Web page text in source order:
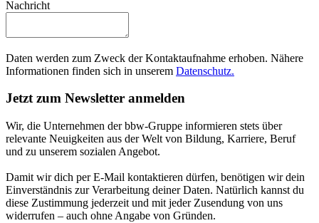
Nachricht
Daten werden zum Zweck der Kontaktaufnahme erhoben. Nähere
Informationen finden sich in unserem Datenschutz.
Jetzt zum Newsletter anmelden
Wir, die Unternehmen der bbw-Gruppe informieren stets über
relevante Neuigkeiten aus der Welt von Bildung, Karriere, Beruf
und zu unserem sozialen Angebot.
Damit wir dich per E-Mail kontaktieren dürfen, benötigen wir dein
Einverständnis zur Verarbeitung deiner Daten. Natürlich kannst du
diese Zustimmung jederzeit und mit jeder Zusendung von uns
widerrufen – auch ohne Angabe von Gründen.